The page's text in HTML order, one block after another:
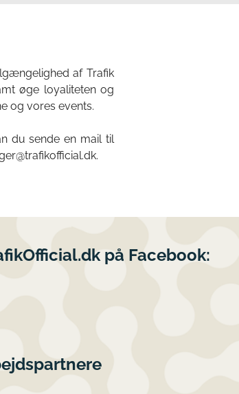
af Trafik
øge loyaliteten og
og vores events.
du sende en mail til
på Facebook: